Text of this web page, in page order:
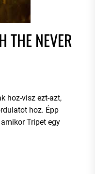
THE NEVER
hoz-visz ezt-azt,
hoz. Épp
Tripet egy